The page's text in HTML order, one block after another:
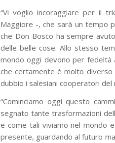
“Vi voglio incoraggiare per il
Maggiore -, che sarà un tempo
che Don Bosco ha sempre
delle belle cose. Allo stesso
mondo oggi devono per fedeltà
che certamente è molto diverso
dubbio i salesiani cooperatori del
“Cominciamo oggi questo
segnato tante trasformazioni
e come tali viviamo nel mondo
presente, guardando al futuro